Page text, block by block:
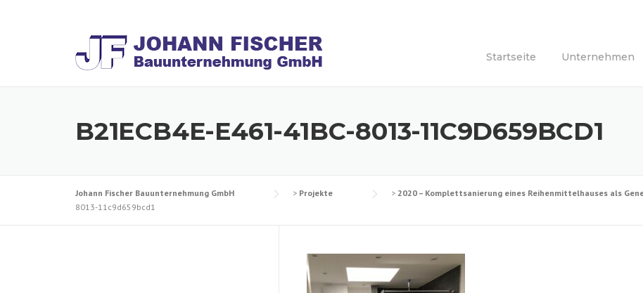
Startseite Unternehmen
B21ECB4E-E461-41BC-8013-11C9D659BCD1
Johann Fischer Bauunternehmung GmbH > Projekte > 2020 – Komplettsanierung eines Reihenmittelhauses als
8013-11c9d659bcd1